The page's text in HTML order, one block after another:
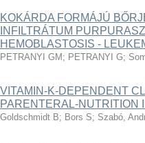
KOKÁRDA FORMÁJÚ
INFILTRÁTUM
HEMOBLASTOSIS -
PETRANYI GM ; PETRANYI G;
VITAMIN-K-DEPENDENT
PARENTERAL-NUTRITION
Goldschmidt B; Bors S; Szabó,